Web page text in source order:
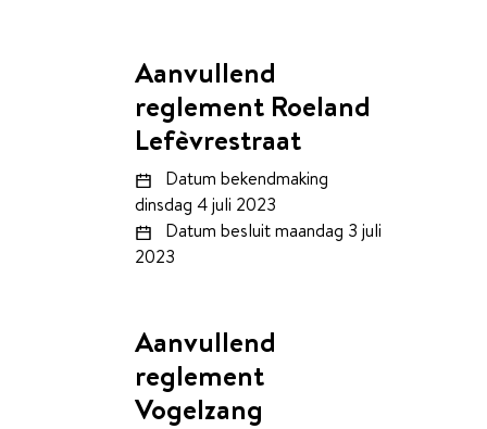
Aanvullend
reglement Roeland
Lefèvrestraat
Datum bekendmaking
dinsdag 4 juli 2023
Datum besluitmaandag 3 juli
2023
Aanvullend
reglement
Vogelzang